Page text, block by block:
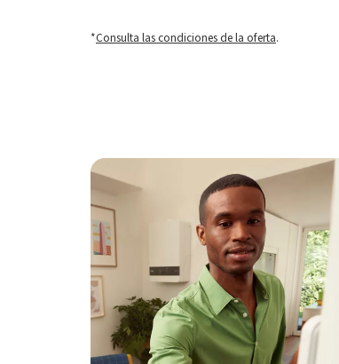
*Consulta las condiciones de la oferta.